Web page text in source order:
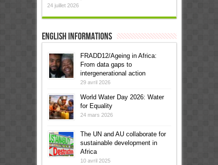
24 juillet 2026
English informations
FRADD12/Ageing in Africa:
From data gaps to
intergenerational action
29 avril 2026
World Water Day 2026: Water
for Equality
24 mars 2026
The UN and AU collaborate for
sustainable development in
Africa
10 avril 2025